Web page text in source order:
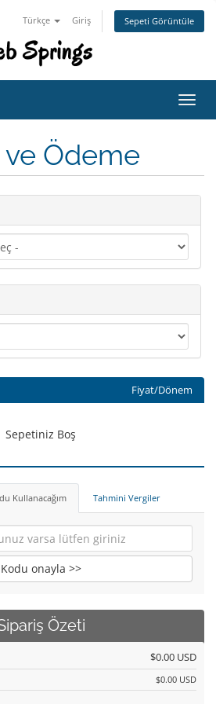
Türkçe Giriş Sepeti Görüntüle
Ödeme
Fiyat/Dönem
Sepetiniz Boş
Kullanacağım Tahmini Vergiler
Kodu onayla >>
Özeti
$0.00 USD
$0.00 USD